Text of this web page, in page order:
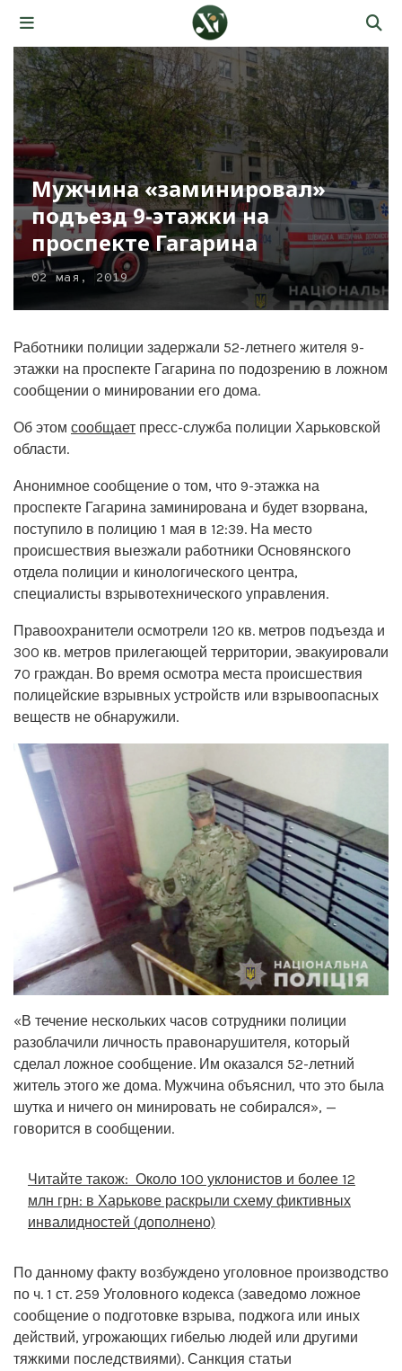
Мужчина «заминировал»
подъезд 9-этажки на
проспекте Гагарина
02 мая, 2019
Работники полиции задержали 52-летнего жителя 9-
этажки на проспекте Гагарина по подозрению в ложном
сообщении о минировании его дома.
Об этом сообщает пресс-служба полиции Харьковской
области.
Анонимное сообщение о том, что 9-этажка на
проспекте Гагарина заминирована и будет взорвана,
поступило в полицию 1 мая в 12:39. На место
происшествия выезжали работники Основянского
отдела полиции и кинологического центра,
специалисты взрывотехнического управления.
Правоохранители осмотрели 120 кв. метров подъезда и
300 кв. метров прилегающей территории, эвакуировали
70 граждан. Во время осмотра места происшествия
полицейские взрывных устройств или взрывоопасных
веществ не обнаружили.
«В течение нескольких часов сотрудники полиции
разоблачили личность правонарушителя, который
сделал ложное сообщение. Им оказался 52-летний
житель этого же дома. Мужчина объяснил, что это была
шутка и ничего он минировать не собирался», —
говорится в сообщении.
Читайте також: Около 100 уклонистов и более 12
млн грн: в Харькове раскрыли схему фиктивных
инвалидностей (дополнено)
По данному факту возбуждено уголовное производство
по ч. 1 ст. 259 Уголовного кодекса (заведомо ложное
сообщение о подготовке взрыва, поджога или иных
действий, угрожающих гибелью людей или другими
тяжкими последствиями). Санкция статьи